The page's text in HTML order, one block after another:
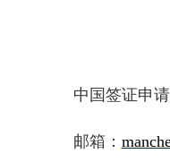
中国签证申
邮箱：